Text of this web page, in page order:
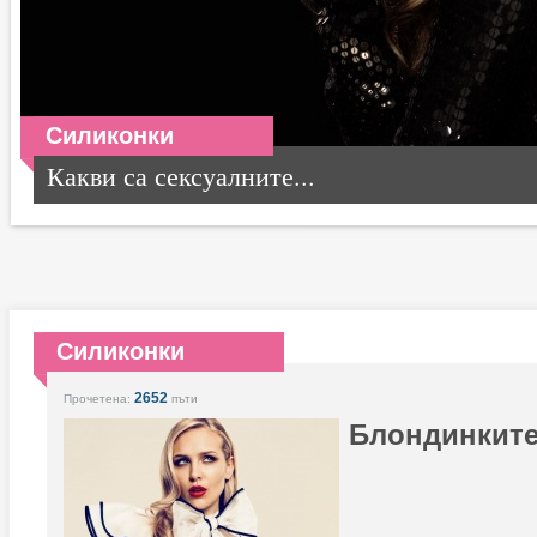
Силиконки
Какви са сексуалните...
Силиконки
Прочетена: 2652 пъти